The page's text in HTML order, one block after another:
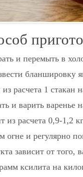
и перемыть в
бланшировку
из расчета 1 стакан
и варить варенье
из расчета 0,9-1,2
огне и регулярно
зависит от того,
ксилита на